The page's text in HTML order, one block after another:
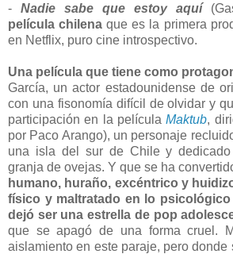
- Nadie sabe que estoy aquí
película chilena que es la primera
en Netflix, puro cine introspectivo.
Una película que tiene como
García, un actor estadounidense de
con una fisonomía difícil de olvidar y
participación en la películaMaktub,
por Paco Arango), un personaje
una isla del sur de Chile y
granja de ovejas. Y que se ha
humano, huraño, excéntrico y
físico y maltratado en lo
dejó ser una estrella de pop
que se apagó de una forma cruel.
aislamiento en este paraje, pero donde